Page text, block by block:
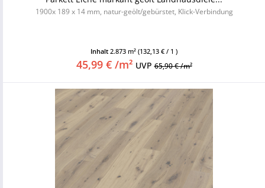
1900x 189 x 14 mm, natur-geölt/gebürstet, Klick-Verbindung
Inhalt 2.873 m² (132,13 € / 1 )
45,99 € /m² UVP65,90 € /m²